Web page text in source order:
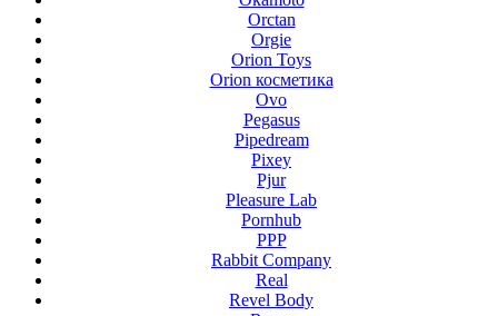
Orctan
Orgie
Orion Toys
Orion косметика
Ovo
Pegasus
Pipedream
Pixey
Pjur
Pleasure Lab
Pornhub
PPP
Rabbit Company
Real
Revel Body